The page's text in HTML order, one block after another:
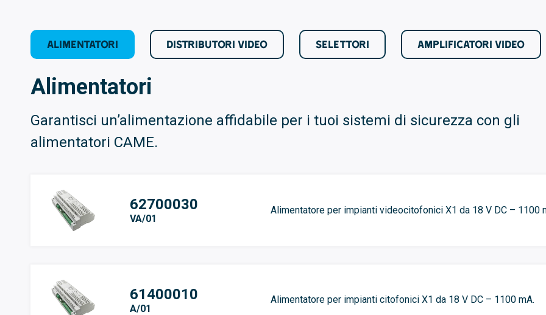
ALIMENTATORI DISTRIBUTORI VIDEO SELETTORI AMPLIFICATORI VIDEO
Alimentatori
Garantisci un’alimentazione affidabile per i tuoi sistemi di sicurezza con gli
alimentatori CAME.
62700030
VA/01
Alimentatore per impianti videocitofonici X1 da 18 V DC – 1100
61400010
A/01
Alimentatore per impianti citofonici X1 da 18 V DC – 1100 mA.